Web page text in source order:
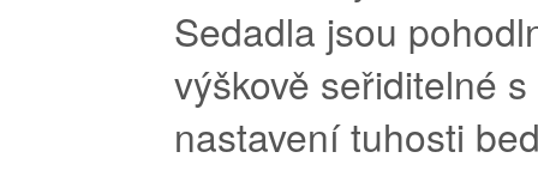
Sedadla jsou
výškově seřiditelné
nastavení tuhosti